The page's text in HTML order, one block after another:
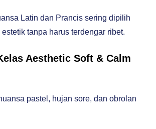
Latin dan Prancis sering dipilih
tanpa harus terdengar ribet.
Aesthetic Soft & Calm
pastel, hujan sore, dan obrolan